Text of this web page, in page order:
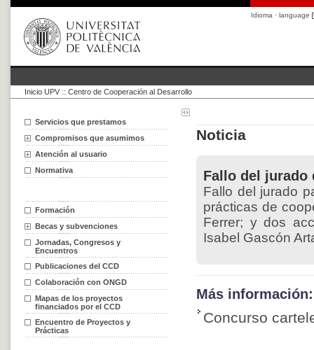
Idioma · language
Inicio UPV :: Centro de Cooperación al Desarrollo
Servicios que prestamos
Compromisos que asumimos
Atención al usuario
Normativa
Formación
Becas y subvenciones
Jornadas, Congresos y
Encuentros
Publicaciones del CCD
Colaboración con ONGD
Mapas de los proyectos
financiados por el CCD
Encuentro de Proyectos y
Prácticas
Noticia
Fallo del jurado
Fallo del jurado
prácticas de
Ferrer; y dos
Isabel Gascón
Más información:
Concurso